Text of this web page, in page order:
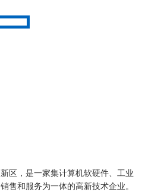
区，是一家集计算机软硬件、工业
售和服务为一体的高新技术企业。